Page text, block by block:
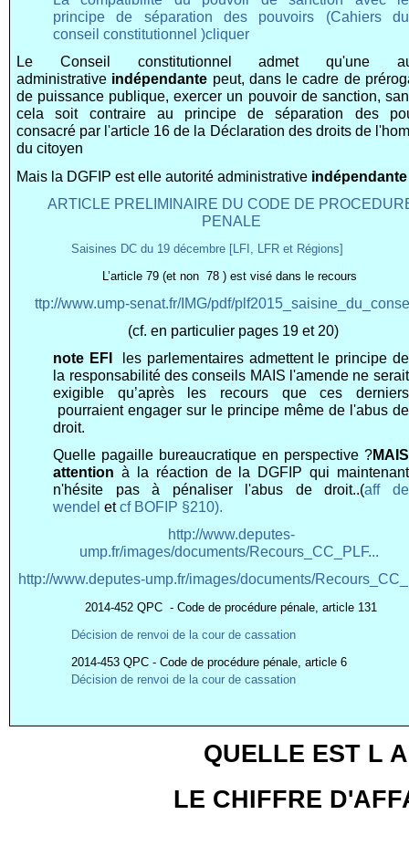
principe de séparation des pouvoirs (Cahiers du
conseil constitutionnel )cliquer
Le Conseil constitutionnel admet qu'une
administrative indépendante peut, dans le cadre de
de puissance publique, exercer un pouvoir de sanction,
cela soit contraire au principe de séparation des
consacré par l'article 16 de la Déclaration des droits de
du citoyen
Mais la DGFIP est elle autorité administrative
ARTICLE PRELIMINAIRE DU CODE DE
PENALE
Saisines DC du 19 décembre [LFI, LFR et Régions]
L’article 79 (et non 78 ) est visé dans le recours
ttp://www.ump-senat.fr/IMG/pdf/
(cf. en particulier pages 19 et 20)
note EFIles parlementaires admettent le principe de
la responsabilité des conseils MAIS l'amende ne serait
exigible qu’après les recours que ces derniers
pourraient engager sur le principe même de l'abus de
droit.
Quelle pagaille bureaucratique en perspective ?MAIS
attention à la réaction de la DGFIP qui maintenant
n'hésite pas à pénaliser l'abus de droit..(aff de
wendeletcf BOFIP §210).
http://www.deputes-
ump.fr/images/documents/Recours_CC_PLF...
http://www.deputes-ump.fr/images/documents/
2014-452 QPC - Code de procédure pénale, article 131
Décision de renvoi de la cour de cassation
2014-453 QPC - Code de procédure pénale, article 6
Décision de renvoi de la cour de cassation
QUELLE EST L
LE CHIFFRE